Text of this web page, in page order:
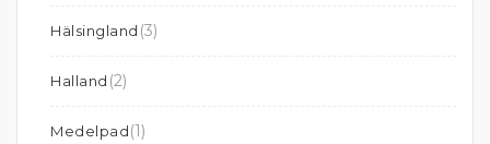
Hälsingland (3)
Halland (2)
Medelpad(1)